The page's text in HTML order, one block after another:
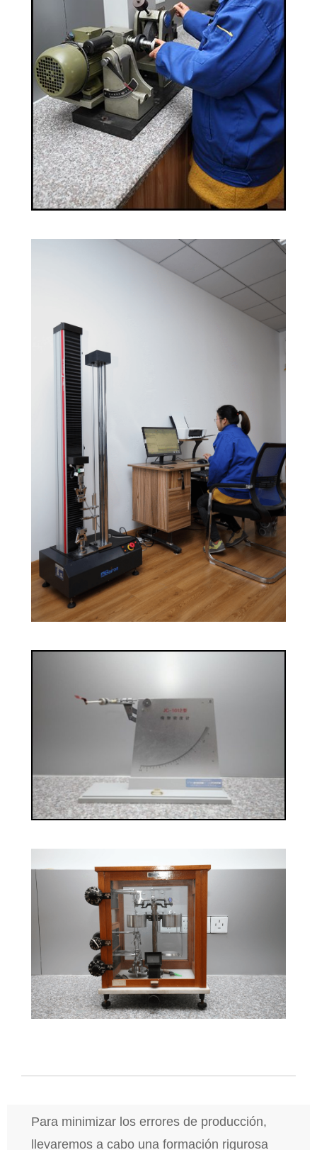
Para minimizar los errores de producción,
llevaremos a cabo una formación rigurosa